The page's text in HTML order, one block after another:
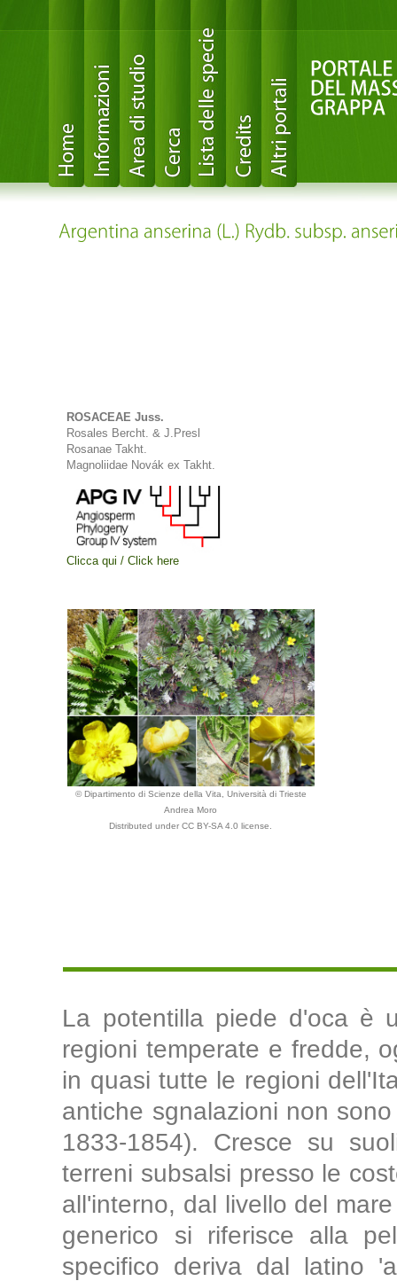
ROSACEAE Juss.
Rosales Bercht. & J.Presl
Rosanae Takht.
Magnoliidae Novák ex Takht.
Clicca qui / Click here
© Dipartimento di Scienze della Vita, Università di Trieste
Andrea Moro
Distributed under CC BY-SA 4.0 license.
La potentilla piede d'oca è
regioni temperate e fredde,
in quasi tutte le regioni
antiche sgnalazioni non
1833-1854). Cresce su
terreni subsalsi presso le
all'interno, dal livello del
generico si riferisce alla
specifico deriva dal latino